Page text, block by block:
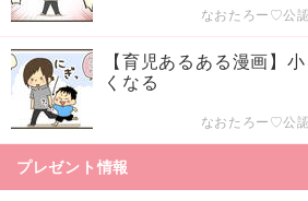
なおたろー♡公
【育児あるある漫画】
くなる
なおたろー♡公
プレゼント情報